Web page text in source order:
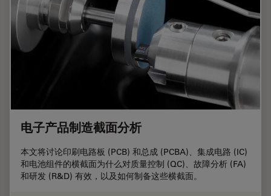
电子产品制造截面分析
本文将讨论印刷电路板 (PCB) 和总成 (PCBA)、集成电路 (IC)
和电池组件的横截面为什么对质量控制 (QC)、故障分析 (FA)
和研发 (R&D) 有效，以及如何制备这些横截面。